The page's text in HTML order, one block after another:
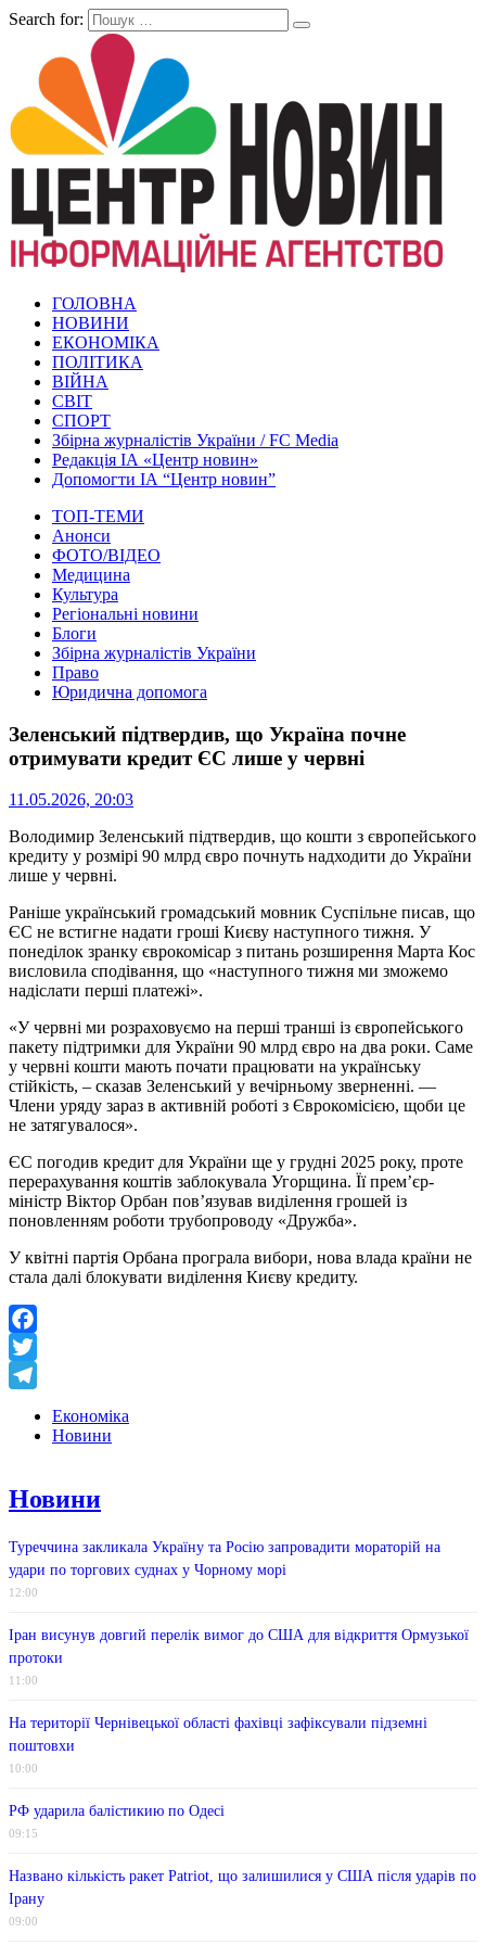
Search for:
ГОЛОВНА
НОВИНИ
ЕКОНОМІКА
ПОЛІТИКА
ВІЙНА
СВІТ
СПОРТ
Збірна журналістів України / FC Media
Редакція ІА «Центр новин»
Допомогти ІА “Центр новин”
ТОП-ТЕМИ
Анонси
ФОТО/ВІДЕО
Медицина
Культура
Регіональні новини
Блоги
Збірна журналістів України
Право
Юридична допомога
Зеленський підтвердив, що Україна почне
отримувати кредит ЄС лише у червні
11.05.2026, 20:03
Володимир Зеленський підтвердив, що кошти з європейського
кредиту у розмірі 90 млрд євро почнуть надходити до України
лише у червні.
Раніше український громадський мовник Суспільне писав, що
ЄС не встигне надати гроші Києву наступного тижня. У
понеділок зранку єврокомісар з питань розширення Марта Кос
висловила сподівання, що «наступного тижня ми зможемо
надіслати перші платежі».
«У червні ми розраховуємо на перші транші із європейського
пакету підтримки для України 90 млрд євро на два роки. Саме
у червні кошти мають почати працювати на українську
стійкість, – сказав Зеленський у вечірньому зверненні. —
Члени уряду зараз в активній роботі з Єврокомісією, щоби це
не затягувалося».
ЄС погодив кредит для України ще у грудні 2025 року, проте
перерахування коштів заблокувала Угорщина. Її прем’єр-
міністр Віктор Орбан пов’язував виділення грошей із
поновленням роботи трубопроводу «Дружба».
У квітні партія Орбана програла вибори, нова влада країни не
стала далі блокувати виділення Києву кредиту.
Facebook
Twitter
Економіка
Новини
Новини
Туреччина закликала Україну та Росію запровадити мораторій на
удари по торгових суднах у Чорному морі
12:00
Іран висунув довгий перелік вимог до США для відкриття Ормузької
протоки
11:00
На території Чернівецької області фахівці зафіксували підземні
поштовхи
10:00
РФ ударила балістикию по Одесі
09:15
Названо кількість ракет Patriot, що залишилися у США після ударів по
Ірану
09:00